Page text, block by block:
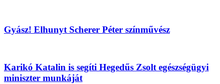
Gyász! Elhunyt Scherer Péter színművész
Karikó Katalin is segíti Hegedűs Zsolt egészségügyi
miniszter munkáját